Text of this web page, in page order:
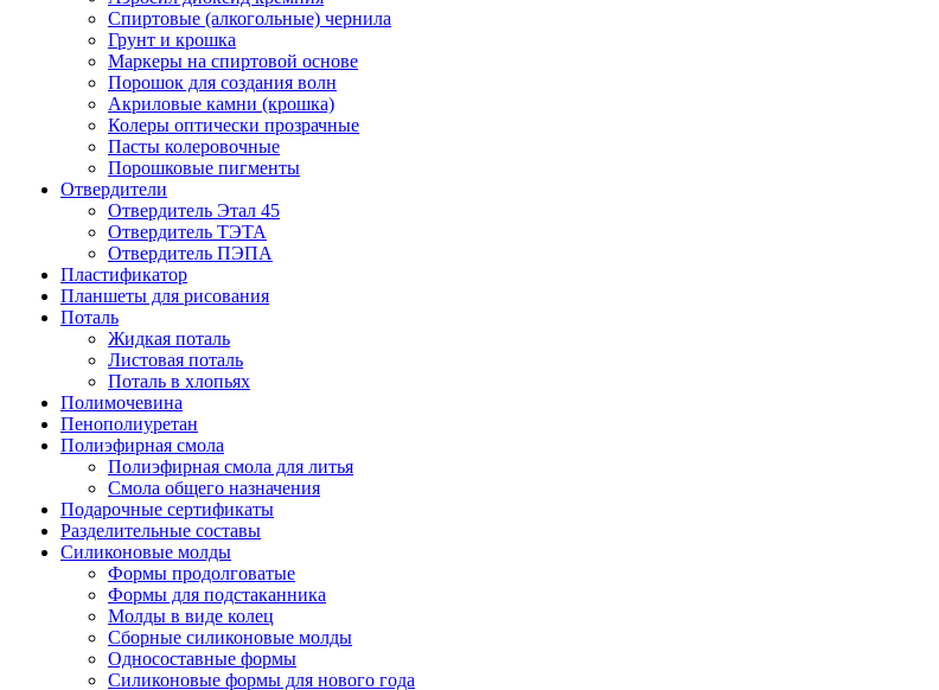
Спиртовые (алкогольные) чернила
Грунт и крошка
Маркеры на спиртовой основе
Порошок для создания волн
Акриловые камни (крошка)
Колеры оптически прозрачные
Пасты колеровочные
Порошковые пигменты
Отвердители
Отвердитель Этал 45
Отвердитель ТЭТА
Отвердитель ПЭПА
Пластификатор
Планшеты для рисования
Поталь
Жидкая поталь
Листовая поталь
Поталь в хлопьях
Полимочевина
Пенополиуретан
Полиэфирная смола
Полиэфирная смола для литья
Смола общего назначения
Подарочные сертификаты
Разделительные составы
Силиконовые молды
Формы продолговатые
Формы для подстаканника
Молды в виде колец
Сборные силиконовые молды
Односоставные формы
Силиконовые формы для нового года